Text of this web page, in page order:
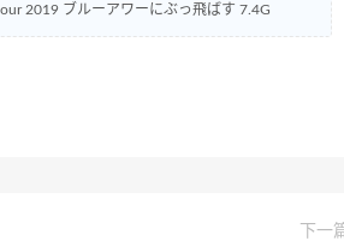
2019 ブルーアワーにぶっ飛ばす 7.4G
下一